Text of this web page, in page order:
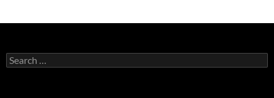
Search
for: